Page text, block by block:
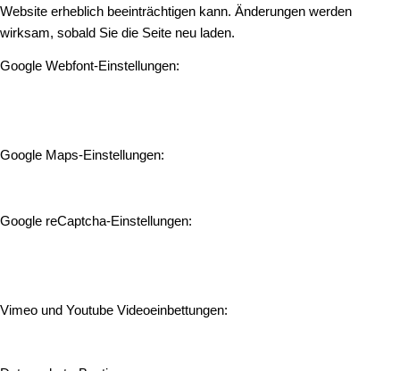
Website erheblich beeinträchtigen kann. Änderungen werden
wirksam, sobald Sie die Seite neu laden.
Google Webfont-Einstellungen:
Google Maps-Einstellungen:
Google reCaptcha-Einstellungen:
Vimeo und Youtube Videoeinbettungen: